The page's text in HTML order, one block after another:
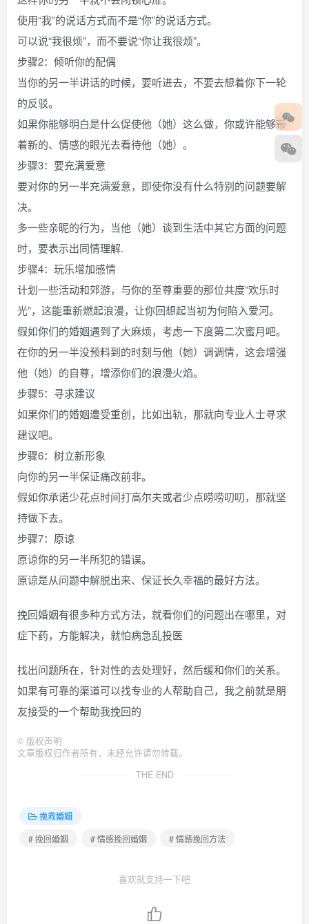
使用“我”的说话方式而不是“你”的说话方式。
可以说“我很烦”，而不要说“你让我很烦”。
步骤2：倾听你的配偶
当你的另一半讲话的时候，要听进去，不要去想着你下一轮
的反驳。
如果你能够明白是什么促使他（她）这么做，你或许能够带
着新的、情感的眼光去看待他（她）。
步骤3：要充满爱意
要对你的另一半充满爱意，即使你没有什么特别的问题要解
决。
多一些亲昵的行为，当他（她）谈到生活中其它方面的问题
时，要表示出同情理解.
步骤4：玩乐增加感情
计划一些活动和郊游，与你的至尊重要的那位共度“欢乐时
光”，这能重新燃起浪漫，让你回想起当初为何陷入爱河。
假如你们的婚姻遇到了大麻烦，考虑一下度第二次蜜月吧。
在你的另一半没预料到的时刻与他（她）调调情，这会增强
他（她）的自尊，增添你们的浪漫火焰。
步骤5：寻求建议
如果你们的婚姻遭受重创，比如出轨，那就向专业人士寻求
建议吧。
步骤6：树立新形象
向你的另一半保证痛改前非。
假如你承诺少花点时间打高尔夫或者少点唠唠叨叨，那就坚
持做下去。
步骤7：原谅
原谅你的另一半所犯的错误。
原谅是从问题中解脱出来、保证长久幸福的最好方法。
挽回婚姻有很多种方式方法，就看你们的问题出在哪里，对
症下药，方能解决，就怕病急乱投医
找出问题所在，针对性的去处理好，然后缓和你们的关系。
如果有可靠的渠道可以找专业的人帮助自己，我之前就是朋
友接受的一个帮助我挽回的
© 版权声明
文章版权归作者所有，未经允许请勿转载。
THE END
挽救婚姻
# 挽回婚姻
# 情感挽回婚姻 # 情感挽回方法
喜欢就支持一下吧